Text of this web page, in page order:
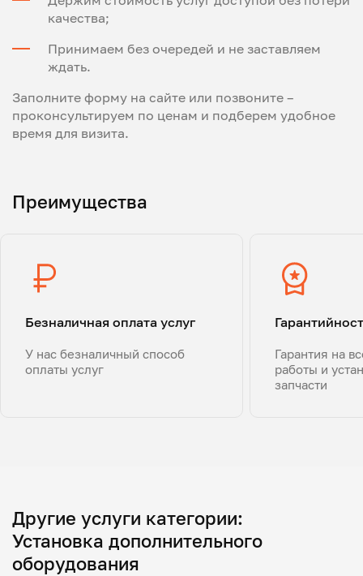
качества;
Принимаем без очередей и не заставляем
ждать.
Заполните форму на сайте или позвоните –
проконсультируем по ценам и подберем удобное
время для визита.
Преимущества
Безналичная оплата услуг
У нас безналичный способ
оплаты услуг
Гарантия на
работы и
запчасти
Другие услуги категории:
Установка дополнительного
оборудования